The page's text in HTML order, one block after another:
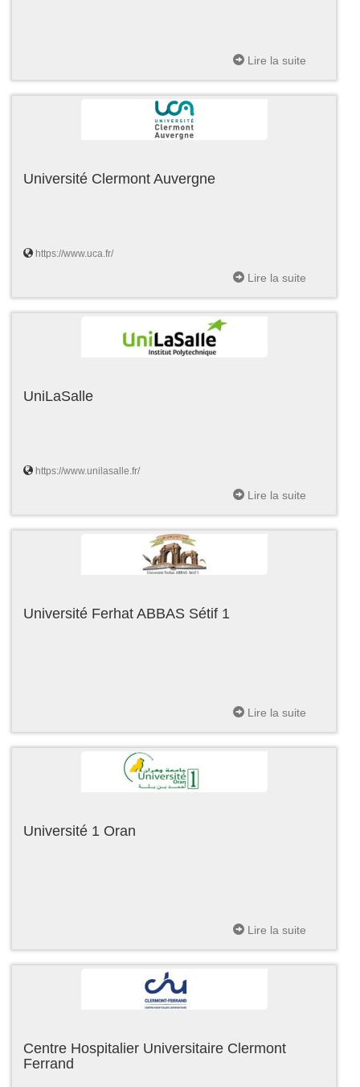
Lire la suite
Université Clermont Auvergne
https://www.uca.fr/
Lire la suite
UniLaSalle
https://www.unilasalle.fr/
Lire la suite
Université Ferhat ABBAS Sétif 1
Lire la suite
Université 1 Oran
Lire la suite
Centre Hospitalier Universitaire Clermont
Ferrand